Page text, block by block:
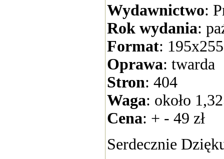
Wydawnictwo:
Rok wydania:
Format:
Oprawa: twarda
Stron: 404
Waga: około
Cena: + - 49 zł
Serdecznie